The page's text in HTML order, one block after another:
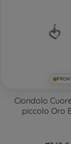
Ciondolo
piccolo Oro